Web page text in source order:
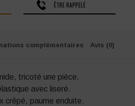
ÊTRE RAPPELÉ
complémentaires Avis (0)
tricoté une pièce.
avec liseré.
crêpé, paume enduite.